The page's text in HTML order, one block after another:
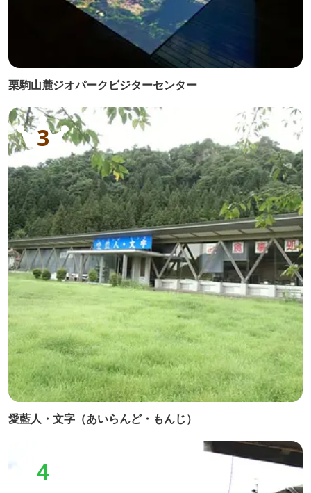
栗駒山麓ジオパークビジターセンター
愛藍人・文字（あいらんど・もんじ）
3
4